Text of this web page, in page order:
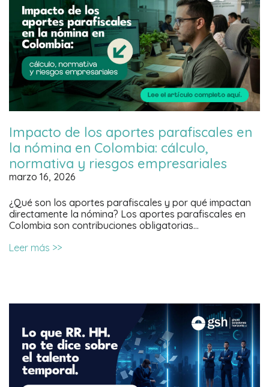
Impacto de los aportes parafiscales en
la nómina en Colombia: cálculo,
normativa y riesgos empresariales
marzo 16, 2026
¿Qué son los aportes parafiscales y por qué impactan
directamente la nómina? Los aportes parafiscales en
Colombia son contribuciones obligatorias…
Leer más >>